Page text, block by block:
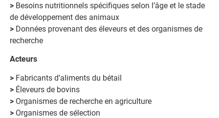
> Besoins nutritionnels spécifiques selon l’âge et le stade
de développement des animaux
> Données provenant des éleveurs et des organismes de
recherche
Acteurs
> Fabricants d’aliments du bétail
> Éleveurs de bovins
> Organismes de recherche en agriculture
> Organismes de sélection